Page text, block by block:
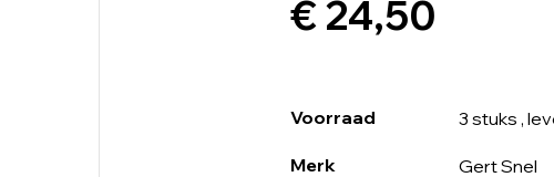
€ 24,50
Voorraad 3 stuks ,
Merk Gert Snel